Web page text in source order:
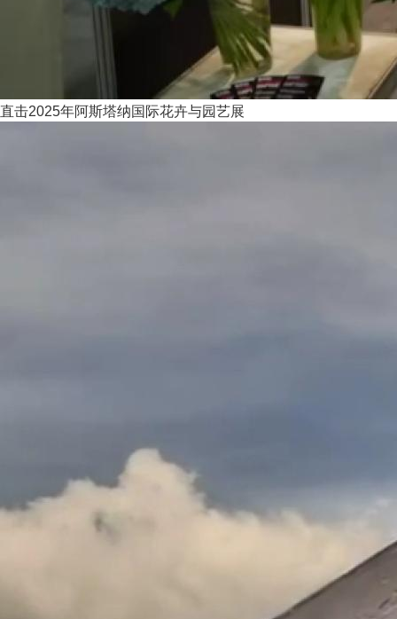
直击2025年阿斯塔纳国际花卉与园艺展